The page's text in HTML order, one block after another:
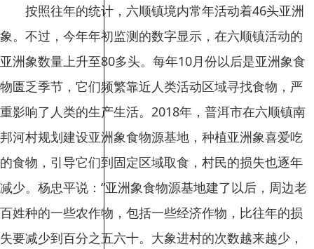
按照往年的统计，六顺镇境内常年活动着46头亚洲
象。不过，今年年初监测的数字显示，在六顺镇活动的
亚洲象数量上升至80多头。每年10月份以后是亚洲象食
物匮乏季节，它们频繁靠近人类活动区域寻找食物，严
重影响了人类的生产生活。2018年，普洱市在六顺镇南
邦河村规划建设亚洲象食物源基地，种植亚洲象喜爱吃
的食物，引导它们到固定区域取食，村民的损失也逐年
减少。杨忠平说：“亚洲象食物源基地建了以后，周边老
百姓种的一些农作物，包括一些经济作物，比往年的损
失要减少到百分之五六十。大象进村的次数越来越少，